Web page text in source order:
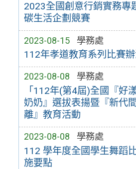
2023全國創意行銷實務專
碳生活企劃競賽
2023-08-15 學務處
112年孝道教育系列比賽
2023-08-08 學務處
「112年(第4屆)全國『好
奶奶』選拔表揚暨『新代
離』教育活動
2023-08-08 學務處
112 學年度全國學生舞蹈
施要點